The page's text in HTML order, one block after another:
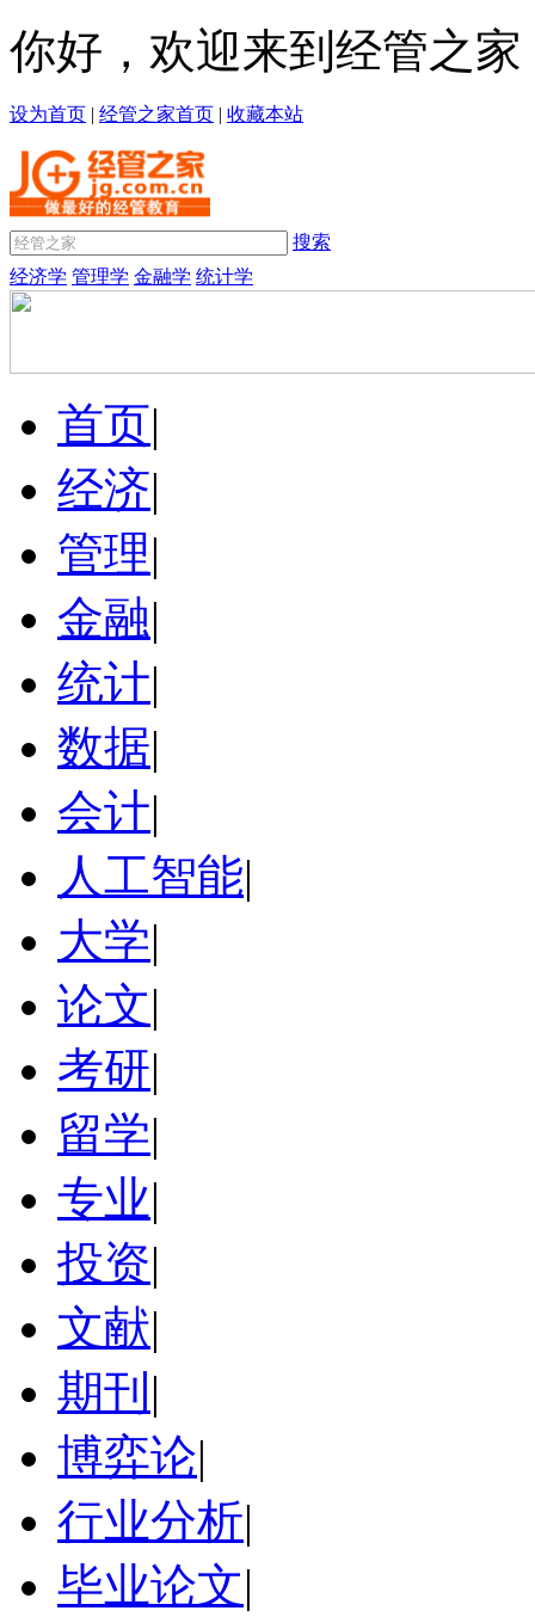
你好，欢迎来到经管之家
设为首页 | 经管之家首页 | 收藏本站
搜索
经济学 管理学 金融学 统计学
首页|
经济|
管理|
金融|
统计|
数据|
会计|
人工智能|
大学|
论文|
考研|
留学|
专业|
投资|
文献|
期刊 |
博弈论|
行业分析|
毕业论文|